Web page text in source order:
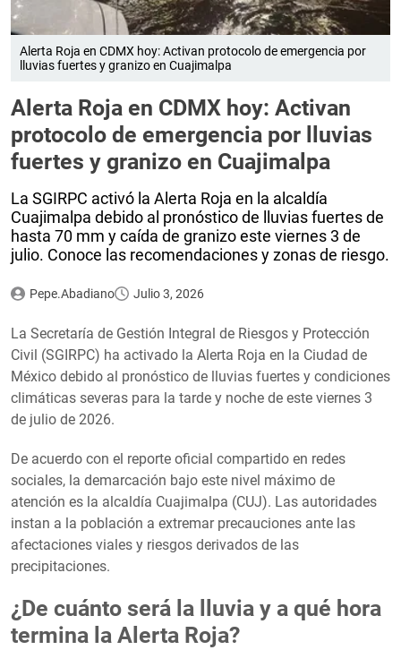
Alerta Roja en CDMX hoy: Activan protocolo de emergencia por
lluvias fuertes y granizo en Cuajimalpa
Alerta Roja en CDMX hoy: Activan
protocolo de emergencia por lluvias
fuertes y granizo en Cuajimalpa
La SGIRPC activó la Alerta Roja en la alcaldía
Cuajimalpa debido al pronóstico de lluvias fuertes de
hasta 70 mm y caída de granizo este viernes 3 de
julio. Conoce las recomendaciones y zonas de riesgo.
Pepe.Abadiano Julio 3, 2026
La Secretaría de Gestión Integral de Riesgos y Protección
Civil (SGIRPC) ha activado la Alerta Roja en la Ciudad de
México debido al pronóstico de lluvias fuertes y condiciones
climáticas severas para la tarde y noche de este viernes 3
de julio de 2026.
De acuerdo con el reporte oficial compartido en redes
sociales, la demarcación bajo este nivel máximo de
atención es la alcaldía Cuajimalpa (CUJ). Las autoridades
instan a la población a extremar precauciones ante las
afectaciones viales y riesgos derivados de las
precipitaciones.
¿De cuánto será la lluvia y a qué hora
termina la Alerta Roja?